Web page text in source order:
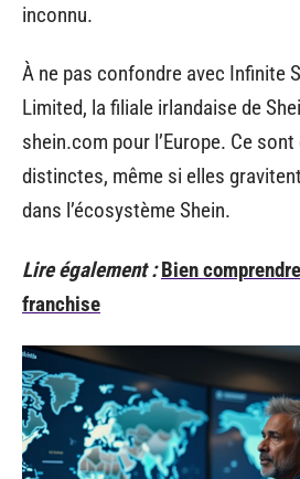
inconnu.
À ne pas confondre avec Infinite
Limited, la filiale irlandaise de
shein.com pour l’Europe. Ce
distinctes, même si elles
dans l’écosystème Shein.
Lire également : Bien
franchise